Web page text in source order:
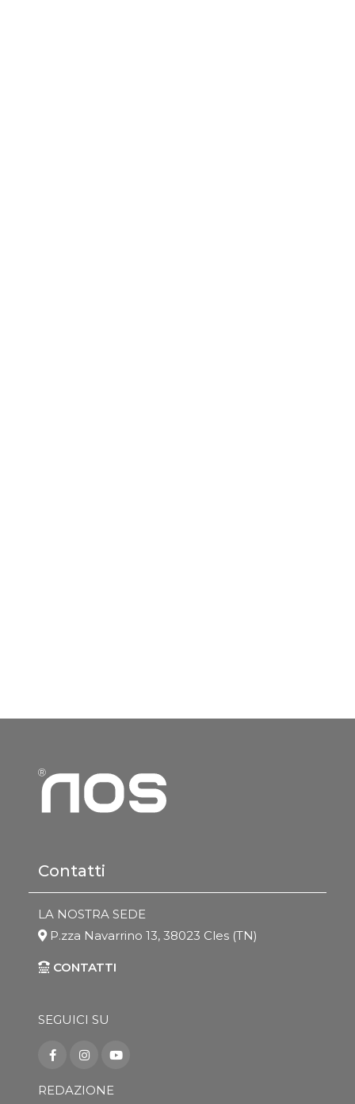
Contatti
LA NOSTRA SEDE
P.zza Navarrino 13, 38023 Cles (TN)
CONTATTI
SEGUICI SU
REDAZIONE